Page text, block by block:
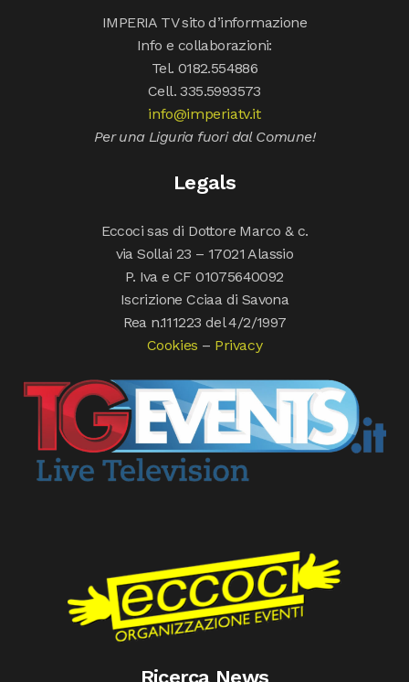
IMPERIA TV sito d’informazione
Info e collaborazioni:
Tel. 0182.554886
Cell. 335.5993573
info@imperiatv.it
Per una Liguria fuori dal Comune!
Legals
Eccoci sas di Dottore Marco & c.
via Sollai 23 – 17021 Alassio
P. Iva e CF 01075640092
Iscrizione Cciaa di Savona
Rea n.111223 del 4/2/1997
Cookies – Privacy
Ricerca News